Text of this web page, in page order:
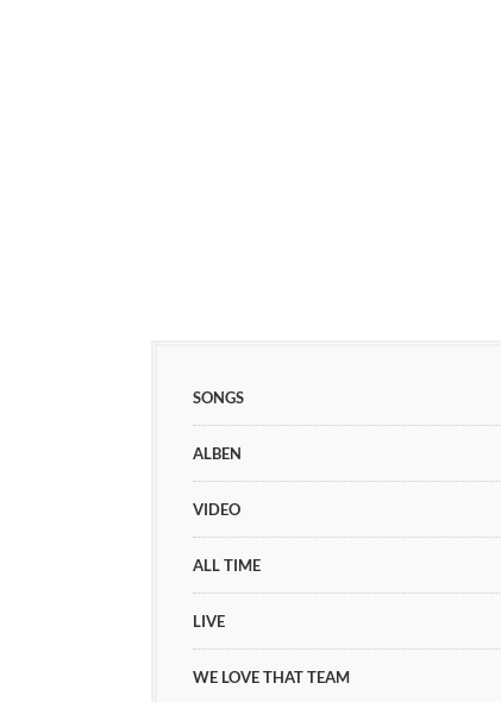
SONGS
ALBEN
VIDEO
ALL TIME
LIVE
WE LOVE THAT TEAM